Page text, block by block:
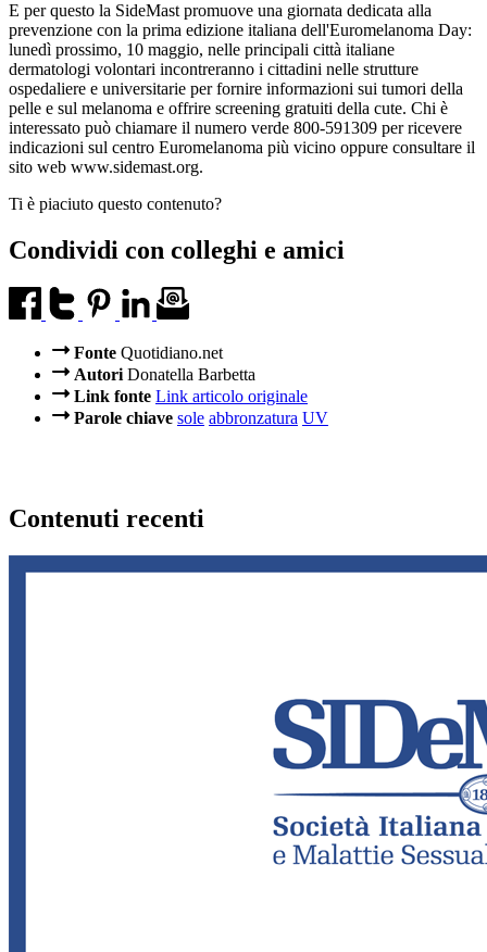
E per questo la SideMast promuove una giornata dedicata alla
prevenzione con la prima edizione italiana dell'Euromelanoma Day:
lunedì prossimo, 10 maggio, nelle principali città italiane
dermatologi volontari incontreranno i cittadini nelle strutture
ospedaliere e universitarie per fornire informazioni sui tumori della
pelle e sul melanoma e offrire screening gratuiti della cute. Chi è
interessato può chiamare il numero verde 800-591309 per ricevere
indicazioni sul centro Euromelanoma più vicino oppure consultare il
sito web www.sidemast.org.
Ti è piaciuto questo contenuto?
Condividi con colleghi e amici
Fonte Quotidiano.net
Autori Donatella Barbetta
Link fonte Link articolo originale
Parole chiave sole abbronzatura UV
Contenuti recenti